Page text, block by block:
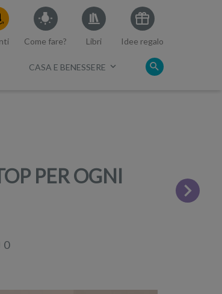
Come fare? Libri Idee regalo
CASA E BENESSERE
PER OGNI
0